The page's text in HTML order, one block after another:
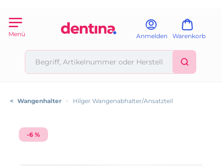
Menü Anmelden Warenkorb
< Wangenhalter > Hilger Wangenabhalter/Ansatzteil
-6 %